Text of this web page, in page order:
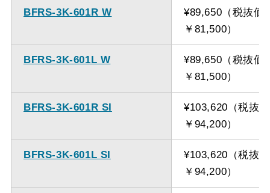
BFRS-3K-601R W
¥89,650（税抜価
￥81,500）
BFRS-3K-601L W
¥89,650（税抜価
￥81,500）
BFRS-3K-601R SI
¥103,620（税抜
￥94,200）
BFRS-3K-601L SI
¥103,620（税抜
￥94,200）